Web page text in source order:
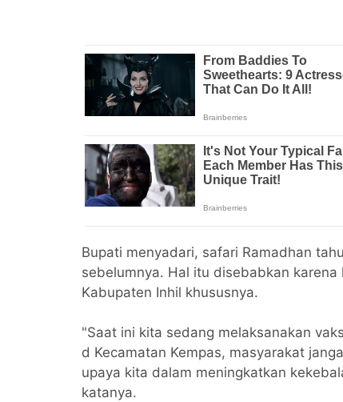
Bupati menyadari, safari Ramadhan
sebelumnya. Hal itu disebabkan
Kabupaten Inhil khususnya.
"Saat ini kita sedang melaksanakan
d Kecamatan Kempas, masyarakat
upaya kita dalam meningkatkan
katanya.